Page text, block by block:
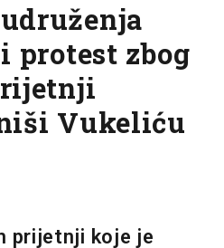
mediji
Ćuruvija
zbog
Vukeliću
prijetnji koje je